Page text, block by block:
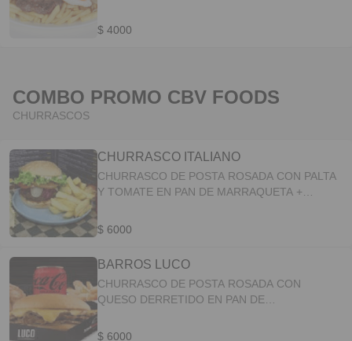
$ 4000
COMBO PROMO CBV FOODS
CHURRASCOS
CHURRASCO ITALIANO
CHURRASCO DE POSTA ROSADA CON PALTA
Y TOMATE EN PAN DE MARRAQUETA +
LATA + PORCION DE EMPANADITAS FRITAS
$ 6000
BARROS LUCO
CHURRASCO DE POSTA ROSADA CON
QUESO DERRETIDO EN PAN DE
BEBIDA EN LATA + PORCIÓN DE PAPAS
$ 6000